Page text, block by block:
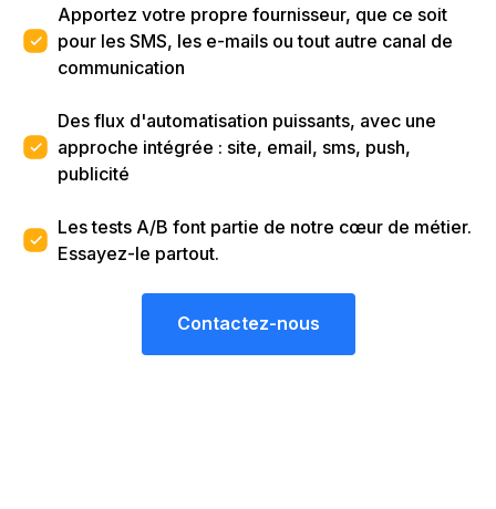
Apportez votre propre fournisseur, que ce soit
pour les SMS, les e-mails ou tout autre canal de
communication
Des flux d'automatisation puissants, avec une
approche intégrée : site, email, sms, push,
publicité
Les tests A/B font partie de notre cœur de métier.
Essayez-le partout.
Contactez-nous